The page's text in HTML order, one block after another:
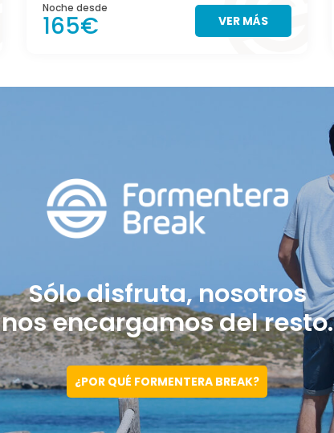
Noche desde
165€ VER MÁS
Sólo disfruta, nosotros
nos encargamos del resto.
¿POR QUÉ FORMENTERA BREAK?